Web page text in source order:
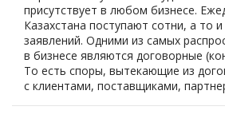
присутствует в любом бизнесе.
Казахстана поступают сотни, а то
заявлений. Одними из самых
в бизнесе являются договорные
То есть споры, вытекающие из
с клиентами, поставщиками,